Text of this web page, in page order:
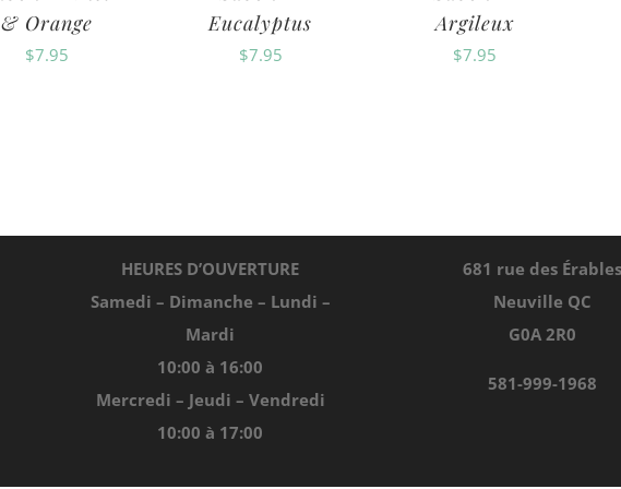
& Orange
$7.95
Eucalyptus
$7.95
Argileux
$7.95
HEURES D’OUVERTURE
Samedi – Dimanche – Lundi –
Mardi
10:00 à 16:00
Mercredi – Jeudi – Vendredi
10:00 à 17:00
681 rue des
Neuville QC
G0A 2R0
581-999-1968